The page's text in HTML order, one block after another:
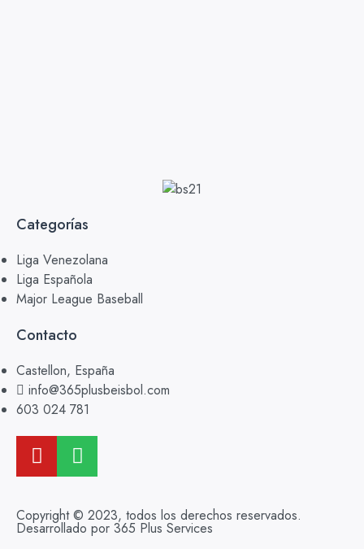
Categorías
Liga Venezolana
Liga Española
Major League Baseball
Contacto
Castellon, España
info@365plusbeisbol.com
603 024 781
Copyright © 2023, todos los derechos reservados.
Desarrollado por 365 Plus Services